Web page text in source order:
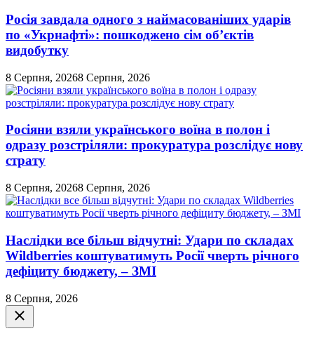
Росія завдала одного з наймасованіших ударів
по «Укрнафті»: пошкоджено сім об’єктів
видобутку
8 Серпня, 20268 Серпня, 2026
Росіяни взяли українського воїна в полон і
одразу розстріляли: прокуратура розслідує нову
страту
8 Серпня, 20268 Серпня, 2026
Наслідки все більш відчутні: Удари по складах
Wildberries коштуватимуть Росії чверть річного
дефіциту бюджету, – ЗМІ
8 Серпня, 2026
Закрити